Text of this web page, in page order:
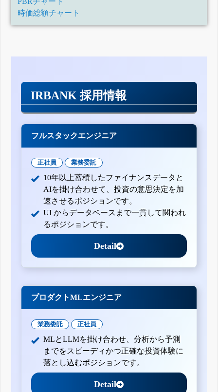
時価総額チャート
IRBANK 採用情報
フルスタックエンジニア
正社員 業務委託
10年以上蓄積したファイナンスデータと
AIを掛け合わせて、投資の意思決定を加
速させるポジションです。
UI からデータベースまで一貫して関われ
るポジションです。
Detail
プロダクトMLエンジニア
業務委託 正社員
MLとLLMを掛け合わせ、分析から予測
までをスピーディかつ正確な投資体験に
落とし込むポジションです。
Detail